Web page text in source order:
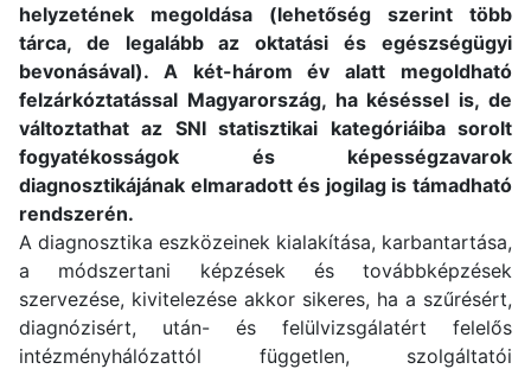
helyzetének megoldása (lehetőség szerint több
tárca, de legalább az oktatási és egészségügyi
bevonásával). A két-három év alatt megoldható
felzárkóztatással Magyarország, ha késéssel is, de
változtathat az SNI statisztikai kategóriáiba sorolt
fogyatékosságok és képességzavarok
diagnosztikájának elmaradott és jogilag is támadható
rendszerén.
A diagnosztika eszközeinek kialakítása, karbantartása,
a módszertani képzések és továbbképzések
szervezése, kivitelezése akkor sikeres, ha a szűrésért,
diagnózisért, után- és felülvizsgálatért felelős
intézményhálózattól független, szolgáltatói